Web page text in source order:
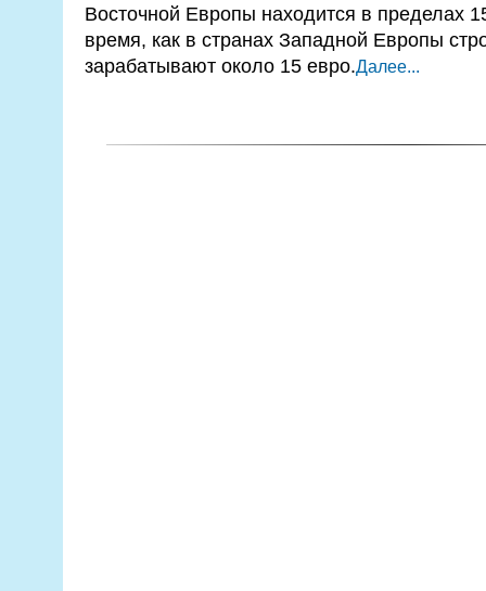
Восточной Европы находится в пределах
время, как в странах Западной Европы
зарабатывают около 15 евро.Далее...